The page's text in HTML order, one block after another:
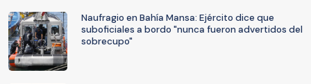
Naufragio en Bahía Mansa: Ejército dice que
suboficiales a bordo "nunca fueron advertidos del
sobrecupo"